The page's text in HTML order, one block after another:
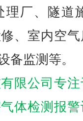
理厂、隧道
、室内空
备监测等。
限公司专
体检测报